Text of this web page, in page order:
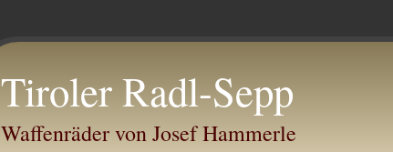
Tiroler Radl-Sepp
Waffenräder von Josef Hammerle